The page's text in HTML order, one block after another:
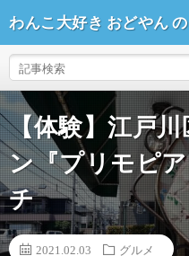
わんこ大好き おどやん
【体験】江戸
ン『プリモピ
チ
2021.02.03 グルメ